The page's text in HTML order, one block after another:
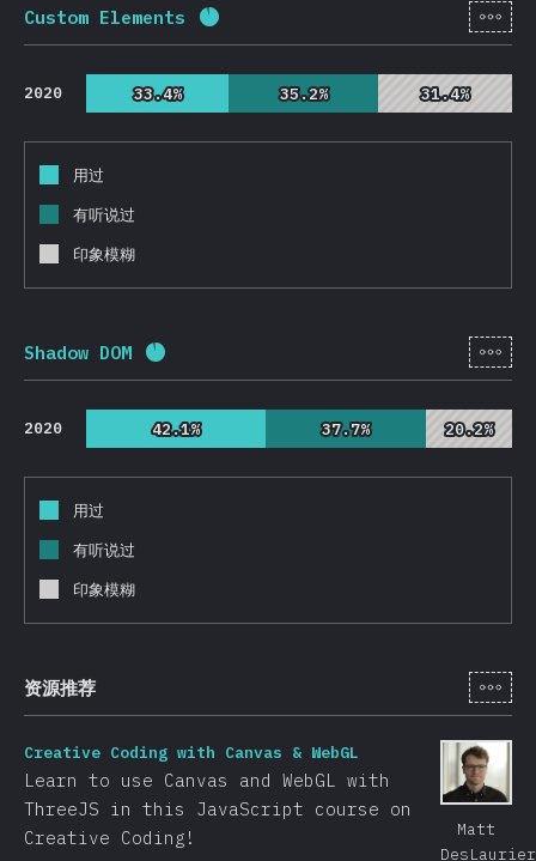
Custom Elements 完成率: [zh-
2020 33.4%
33.4% 35.2%
35.2% 31.4%
31.4%
用过
有听说过
印象模糊
Shadow DOM 完成率: [zh-
2020 42.1%
42.1% 37.7%
37.7% 20.2%
20.2%
用过
有听说过
印象模糊
资源推荐 [zh-
Matt
Creative Coding with Canvas & WebGL
Learn to use Canvas and WebGL with
ThreeJS in this JavaScript course on
Creative Coding!